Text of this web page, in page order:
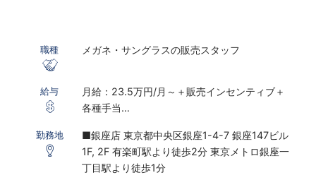
職種 メガネ・サングラスの販売スタッフ
給与
月給：23.5万円/月～＋販売インセンティブ＋
各種手当
※インセンティブ2023年度上期実績：販売職全
体平均：月額23,610円、店長以上平均：月額
勤務地
■銀座店 東京都中央区銀座1-4-7 銀座147ビル
1F, 2F 有楽町駅より徒歩2分 東京メトロ銀座一
丁目駅より徒歩1分